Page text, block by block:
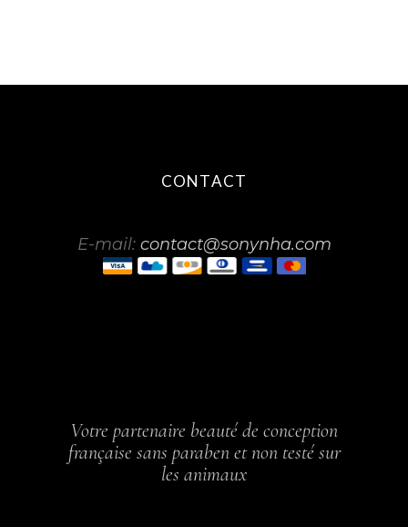
CONTACT
E-mail: contact@sonynha.com
Votre partenaire beauté de conception
française sans paraben et non testé sur
les animaux